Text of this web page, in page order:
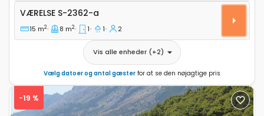
Værelse S-2362-a
VÆRELSE S-2362-a
15 m2 8 m2 1 1 2
Vis alle enheder (+2)
Vælg datoer og antal gæster for at se den nøjagtige pris
-19 %